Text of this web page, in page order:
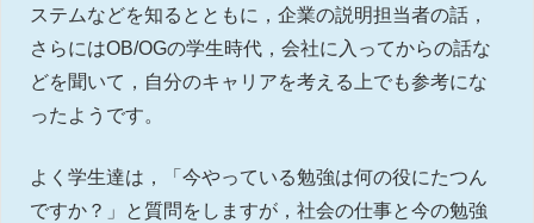
ステムなどを知るとともに，企業の説明担当者の話，
さらにはOB/OGの学生時代，会社に入ってからの話な
どを聞いて，自分のキャリアを考える上でも参考にな
ったようです。
よく学生達は，「今やっている勉強は何の役にたつん
ですか？」と質問をしますが，社会の仕事と今の勉強